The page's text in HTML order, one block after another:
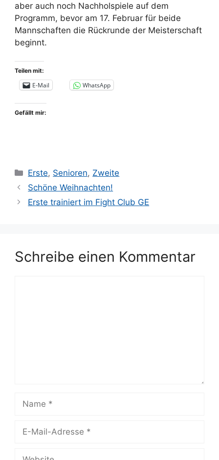
aber auch noch Nachholspiele auf dem
Programm, bevor am 17. Februar für beide
Mannschaften die Rückrunde der Meisterschaft
beginnt.
Teilen mit:
E-Mail WhatsApp
Gefällt mir:
Kategorien
Erste, Senioren, Zweite
Schöne Weihnachten!
Erste trainiert im Fight Club GE
Schreibe einen Kommentar
Name
Website